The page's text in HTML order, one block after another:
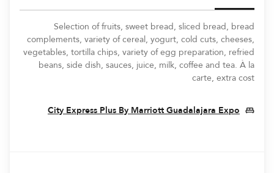
Selection of fruits, sweet bread, sliced bread, bread
complements, variety of cereal, yogurt, cold cuts, cheeses,
vegetables, tortilla chips, variety of egg preparation, refried
beans, side dish, sauces, juice, milk, coffee and tea. À la
carte, extra cost
City Express Plus By Marriott Guadalajara Expo
Window